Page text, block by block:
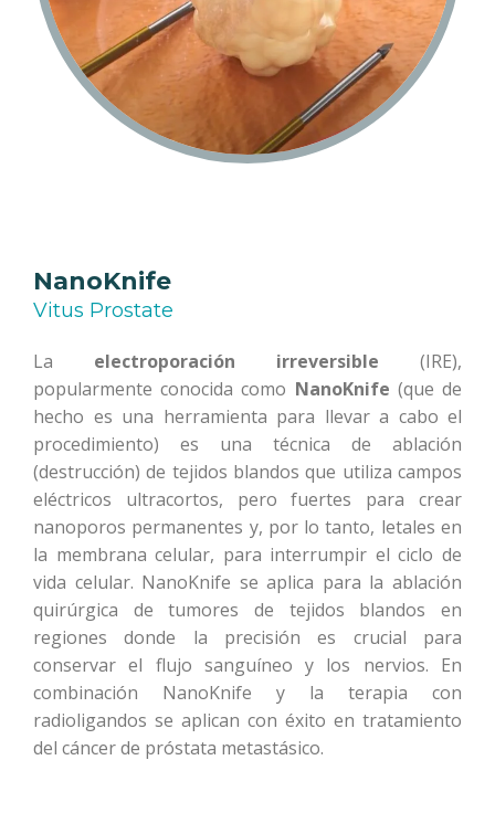
NanoKnife
Vitus Prostate
La electroporación irreversible (IRE),
popularmente conocida como NanoKnife (que de
hecho es una herramienta para llevar a cabo el
procedimiento) es una técnica de ablación
(destrucción) de tejidos blandos que utiliza campos
eléctricos ultracortos, pero fuertes para crear
nanoporos permanentes y, por lo tanto, letales en
la membrana celular, para interrumpir el ciclo de
vida celular. NanoKnife se aplica para la ablación
quirúrgica de tumores de tejidos blandos en
regiones donde la precisión es crucial para
conservar el flujo sanguíneo y los nervios. En
combinación NanoKnife y la terapia con
radioligandos se aplican con éxito en tratamiento
del cáncer de próstata metastásico.